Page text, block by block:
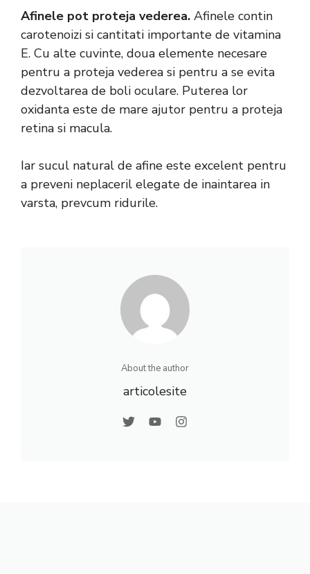
Afinele pot proteja vederea. Afinele contin
carotenoizi si cantitati importante de vitamina
E. Cu alte cuvinte, doua elemente necesare
pentru a proteja vederea si pentru a se evita
dezvoltarea de boli oculare. Puterea lor
oxidanta este de mare ajutor pentru a proteja
retina si macula.
Iar sucul natural de afine este excelent pentru
a preveni neplaceril elegate de inaintarea in
varsta, prevcum ridurile.
About the author
articolesite